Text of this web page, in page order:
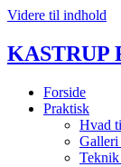
Videre til indhold
KASTRUP
Forside
Praktisk
Hvad
Galleri